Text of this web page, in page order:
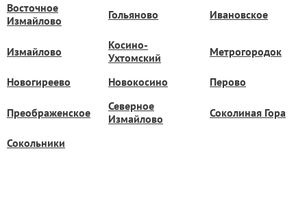
Восточное
Измайлово
Гольяново Ивановское
Измайлово
Косино-
Ухтомский
Метрогородок
Новогиреево Новокосино Перово
Преображенское
Северное
Измайлово
Соколиная Гора
Сокольники